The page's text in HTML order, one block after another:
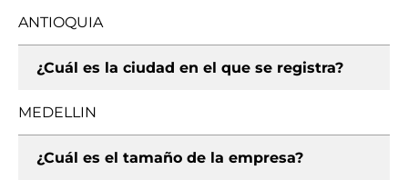
ANTIOQUIA
¿Cuál es la ciudad en el que se registra?
MEDELLIN
¿Cuál es el tamaño de la empresa?